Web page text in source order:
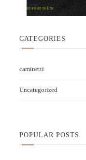
CATEGORIES
caminetti
Uncategorized
POPULAR POSTS